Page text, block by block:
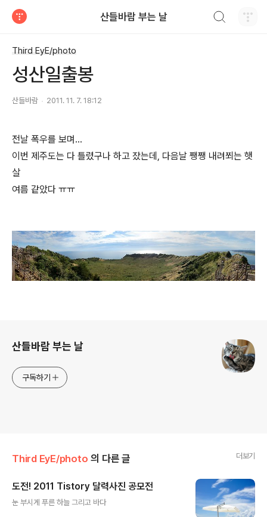
산들바람 부는 날
Third EyE/photo
성산일출봉
산들바람 2011. 11. 7. 18:12
전날 폭우를 보며...
이번 제주도는 다 틀렸구나 하고 잤는데, 다음날 쨍쨍 내려쬐는 햇
살
여름 같았다 ㅠㅠ
산들바람 부는 날
구독하기
Third EyE/photo 의 다른 글 더보기
도전! 2011 Tistory 달력사진 공모전
눈 부시게 푸른 하늘 그리고 바다